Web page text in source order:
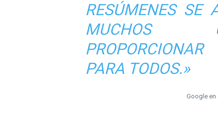
RESÚMENES SE
MUCHOS
PARA TODOS.»
Google